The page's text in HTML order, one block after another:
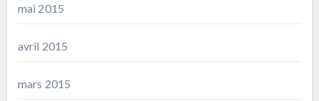
mai 2015
avril 2015
mars 2015